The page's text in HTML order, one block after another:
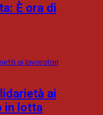
È ora di
ai
in lotta